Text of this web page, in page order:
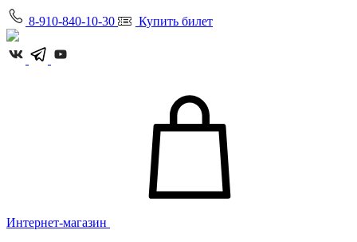
8-910-840-10-30 Купить билет
Интернет-магазин